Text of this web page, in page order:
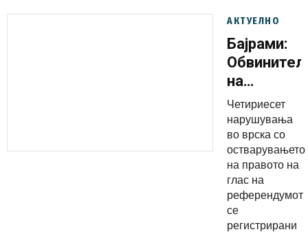
АКТУЕЛНО
Бајрами:
на
регистрира
на
правото
на глас
Четириесет
нарушувања
во врска со
остварувањето
на правото на
глас на
референдумот
се
регистрирани